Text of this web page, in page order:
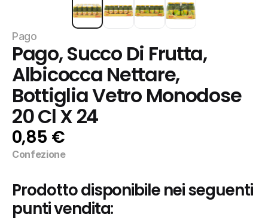
Pago
Pago, Succo Di Frutta,
Albicocca Nettare,
Bottiglia Vetro Monodose
20 Cl X 24
0,85 €
Confezione
Prodotto disponibile nei seguenti
punti vendita: